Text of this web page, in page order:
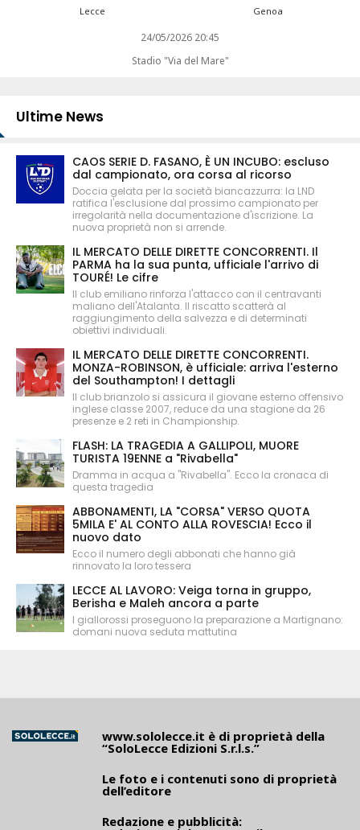
Lecce Genoa
24/05/2026 20:45
Stadio "Via del Mare"
Ultime News
CAOS SERIE D. FASANO, È UN INCUBO: escluso
dal campionato, ora corsa al ricorso
Doccia gelata per la società biancazzurra: la LND
ratifica l'esclusione dal prossimo campionato per
irregolarità nella documentazione d'iscrizione. La
nuova proprietà non si arrende.
IL MERCATO DELLE DIRETTE CONCORRENTI. Il
PARMA ha la sua punta, ufficiale l'arrivo di
TOURÉ! Le cifre
Il club emiliano rinforza l'attacco con il centravanti
maliano dell'Atalanta. Il riscatto scatterà al
raggiungimento della salvezza e di determinati
obiettivi individuali.
IL MERCATO DELLE DIRETTE CONCORRENTI.
MONZA-ROBINSON, è ufficiale: arriva l'esterno
del Southampton! I dettagli
Il club brianzolo si assicura il giovane esterno offensivo
inglese classe 2007, reduce da una stagione da 26
presenze e 2 reti in Championship.
FLASH: LA TRAGEDIA A GALLIPOLI, MUORE
TURISTA 19ENNE a "Rivabella"
Dramma in acqua a "Rivabella". Ecco la cronaca di
questa tragedia
ABBONAMENTI, LA "CORSA" VERSO QUOTA
5MILA E' AL CONTO ALLA ROVESCIA! Ecco il
nuovo dato
Ecco il numero degli abbonati che hanno già
rinnovato la loro tessera
LECCE AL LAVORO: Veiga torna in gruppo,
Berisha e Maleh ancora a parte
I giallorossi proseguono la preparazione a Martignano:
domani nuova seduta mattutina
www.sololecce.it è di proprietà della
“SoloLecce Edizioni S.r.l.s.”
Le foto e i contenuti sono di proprietà
dell’editore
Redazione e pubblicità: